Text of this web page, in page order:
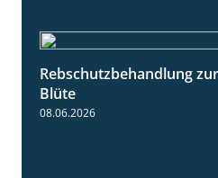
Rebschutzbehandlung
Blüte
08.06.2026